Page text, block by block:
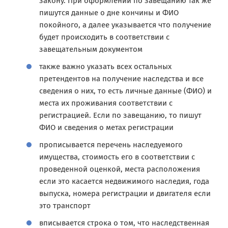
пишутся данные о дне кончины и ФИО
покойного, а далее указывается что получение
будет происходить в соответствии с
завещательным документом
также важно указать всех остальных
претендентов на получение наследства и все
сведения о них, то есть личные данные (ФИО) и
места их проживания соответствии с
регистрацией. Если по завещанию, то пишут
ФИО и сведения о метах регистрации
прописывается перечень наследуемого
имущества, стоимость его в соответствии с
проведенной оценкой, места расположения
если это касается недвижимого наследия, года
выпуска, номера регистрации и двигателя если
это транспорт
вписывается строка о том, что наследственная